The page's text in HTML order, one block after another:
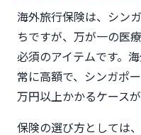
海外旅行保険は、シン
ちですが、万が一の医
必須のアイテムです。
常に高額で、シンガポ
万円以上かかるケースが
保険の選び方としては